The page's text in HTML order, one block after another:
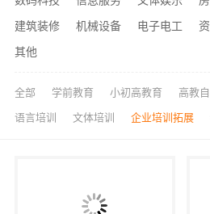
建筑装修
机械设备 电子电工
其他
全部 学前教育 小初高教育 高教
语言培训 文体培训 企业培训拓展